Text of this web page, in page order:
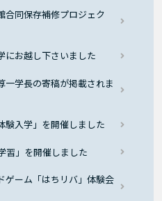
合同保存補修プロジェク
にお越し下さいました
一学長の寄稿が掲載されま
験入学」を開催しました
習」を開催しました
ゲーム「はちリバ」体験会